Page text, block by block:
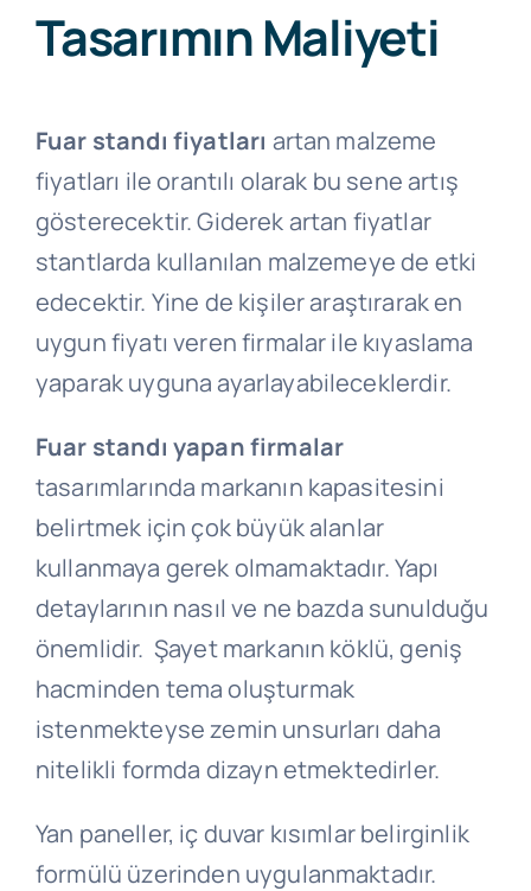
Tasarımın Maliyeti
Fuar standı fiyatları artan malzeme
fiyatları ile orantılı olarak bu sene artış
gösterecektir. Giderek artan fiyatlar
stantlarda kullanılan malzemeye de etki
edecektir. Yine de kişiler araştırarak en
uygun fiyatı veren firmalar ile kıyaslama
yaparak uyguna ayarlayabileceklerdir.
Fuar standı yapan firmalar
tasarımlarında markanın kapasitesini
belirtmek için çok büyük alanlar
kullanmaya gerek olmamaktadır. Yapı
detaylarının nasıl ve ne bazda sunulduğu
önemlidir. Şayet markanın köklü, geniş
hacminden tema oluşturmak
istenmekteyse zemin unsurları daha
nitelikli formda dizayn etmektedirler.
Yan paneller, iç duvar kısımlar belirginlik
formülü üzerinden uygulanmaktadır.